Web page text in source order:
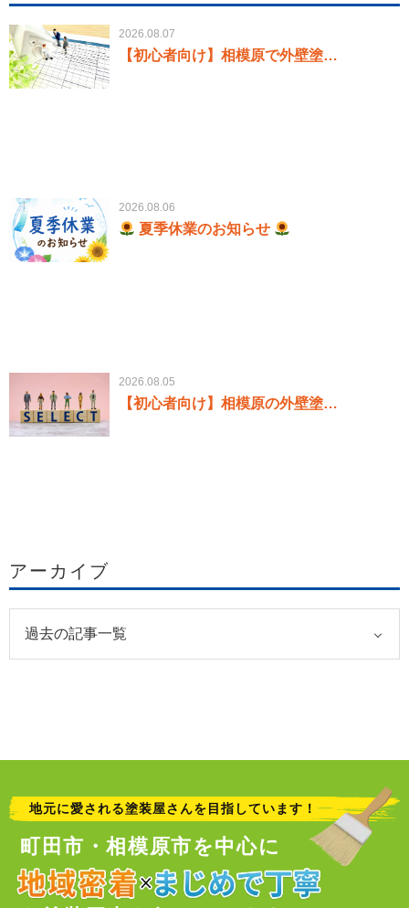
2026.08.07
【初心者向け】相模原で外壁塗…
2026.08.06
夏季休業のお知らせ
2026.08.05
【初心者向け】相模原の外壁塗…
アーカイブ
地元に愛される塗装屋さんを目指しています！
町田市・相模原市を中心に